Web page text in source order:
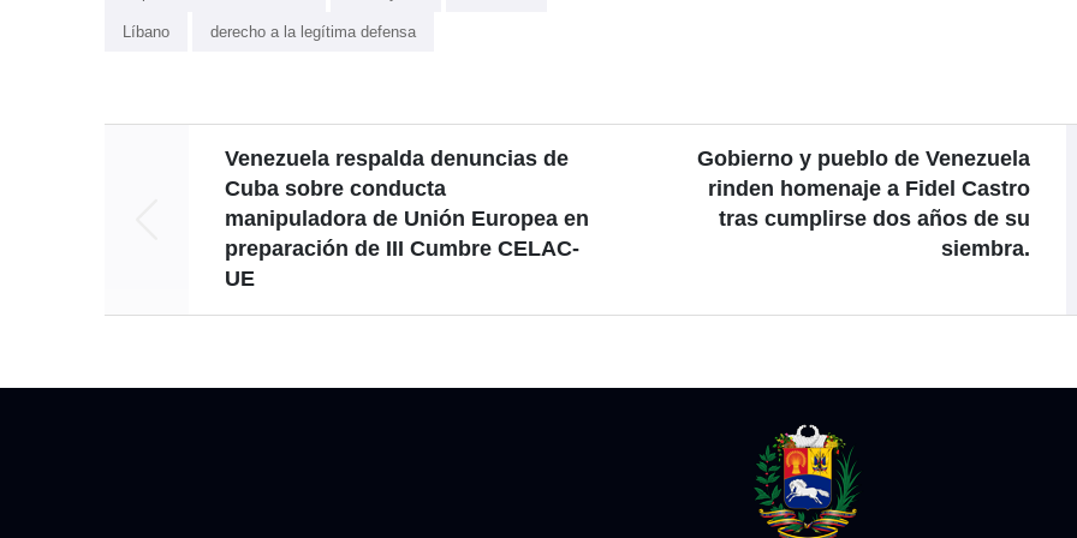
Líbano derecho a la legítima defensa
Venezuela respalda denuncias de
Cuba sobre conducta
manipuladora de Unión Europea en
preparación de III Cumbre CELAC-
UE
Gobierno y pueblo de Venezuela
rinden homenaje a Fidel Castro
tras cumplirse dos años de su
siembra.